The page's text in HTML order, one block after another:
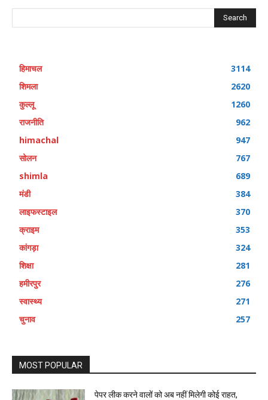
Search
हिमाचल
3114
शिमला
2620
कुल्लू
1260
राजनीति
962
himachal
947
सोलन
767
shimla
689
मंडी
384
लाइफस्टाइल
370
क्राइम
353
कांगड़ा
324
शिक्षा
281
हमीरपुर
276
स्वास्थ्य
271
चुनाव
257
MOST POPULAR
पेपर लीक करने वालों को अब नहीं मिलेगी कोई राहत,